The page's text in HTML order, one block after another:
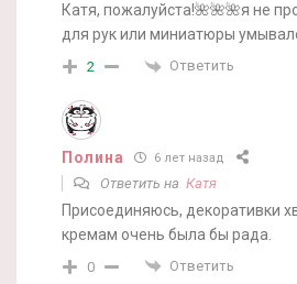
Катя, пожалуйста!🌺🌺🌺я не
для рук или миниатюры
2 Ответить
Полина 6 лет назад
Ответить на Катя
Присоединяюсь, декоративки
кремам очень была бы рада.
0 Ответить